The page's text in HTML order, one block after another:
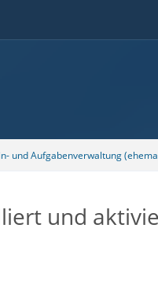
und Aufgabenverwaltung
und